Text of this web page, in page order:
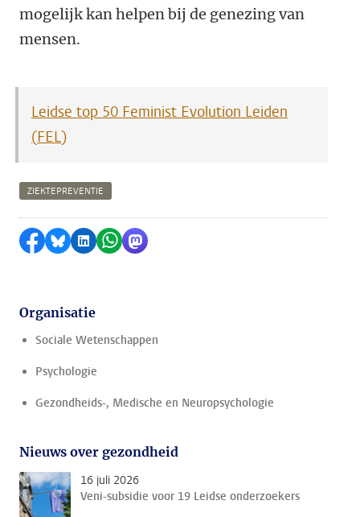
mogelijk kan helpen bij de genezing van
mensen.
Leidse top 50 Feminist Evolution Leiden
(FEL)
ZIEKTEPREVENTIE
Delen op Facebook
Delen via Bluesky
Delen op LinkedIn
Delen via WhatsApp
Delen via Mastodon
Organisatie
Sociale Wetenschappen
Psychologie
Gezondheids-, Medische en Neuropsychologie
Nieuws over gezondheid
16 juli 2026
Veni-subsidie voor 19 Leidse onderzoekers